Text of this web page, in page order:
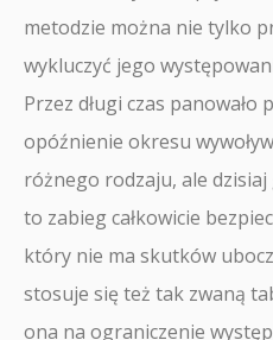
metodzie można nie tylko
wykluczyć jego
Przez długi czas panowało
opóźnienie okresu
różnego rodzaju, ale
to zabieg całkowicie
który nie ma skutków
stosuje się też tak zwaną
ona na ograniczenie